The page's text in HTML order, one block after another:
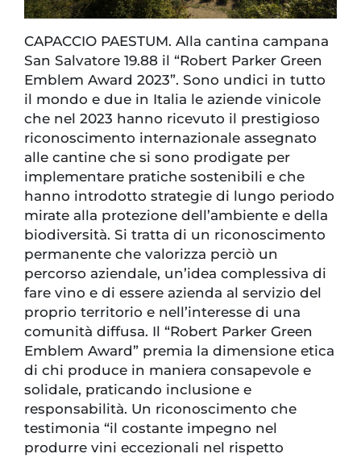
CAPACCIO PAESTUM. Alla cantina campana
San Salvatore 19.88 il “Robert Parker Green
Emblem Award 2023”. Sono undici in tutto
il mondo e due in Italia le aziende vinicole
che nel 2023 hanno ricevuto il prestigioso
riconoscimento internazionale assegnato
alle cantine che si sono prodigate per
implementare pratiche sostenibili e che
hanno introdotto strategie di lungo periodo
mirate alla protezione dell’ambiente e della
biodiversità. Si tratta di un riconoscimento
permanente che valorizza perciò un
percorso aziendale, un’idea complessiva di
fare vino e di essere azienda al servizio del
proprio territorio e nell’interesse di una
comunità diffusa. Il “Robert Parker Green
Emblem Award” premia la dimensione etica
di chi produce in maniera consapevole e
solidale, praticando inclusione e
responsabilità. Un riconoscimento che
testimonia “il costante impegno nel
produrre vini eccezionali nel rispetto